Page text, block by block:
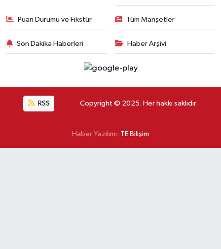
Puan Durumu ve Fikstür Tüm Manşetler
Son Dakika Haberleri Haber Arşivi
RSS Copyright © 2025. Her hakkı saklıdır.
Haber Yazılımı: TE Bilişim